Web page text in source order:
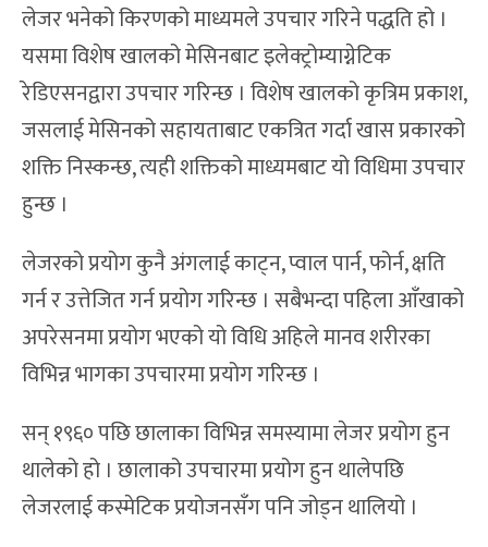
लेजर भनेको किरणको माध्यमले उपचार गरिने पद्धति हो ।
यसमा विशेष खालको मेसिनबाट इलेक्ट्रोम्याग्नेटिक
रेडिएसनद्वारा उपचार गरिन्छ । विशेष खालको कृत्रिम प्रकाश,
जसलाई मेसिनको सहायताबाट एकत्रित गर्दा खास प्रकारको
शक्ति निस्कन्छ, त्यही शक्तिको माध्यमबाट यो विधिमा उपचार
हुन्छ ।
लेजरको प्रयोग कुनै अंगलाई काट्न, प्वाल पार्न, फोर्न, क्षति
गर्न र उत्तेजित गर्न प्रयोग गरिन्छ । सबैभन्दा पहिला आँखाको
अपरेसनमा प्रयोग भएको यो विधि अहिले मानव शरीरका
विभिन्न भागका उपचारमा प्रयोग गरिन्छ ।
सन् १९६० पछि छालाका विभिन्न समस्यामा लेजर प्रयोग हुन
थालेको हो । छालाको उपचारमा प्रयोग हुन थालेपछि
लेजरलाई कस्मेटिक प्रयोजनसँग पनि जोड्न थालियो ।